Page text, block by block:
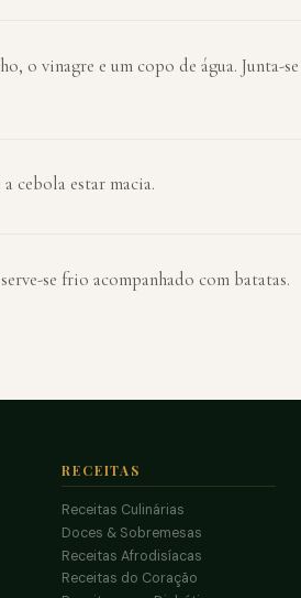
o vinagre e um copo de água. Junta-
cebola estar macia.
se frio acompanhado com batatas.
RECEITAS
Receitas Culinárias
Doces & Sobremesas
Receitas Afrodisíacas
Receitas do Coração